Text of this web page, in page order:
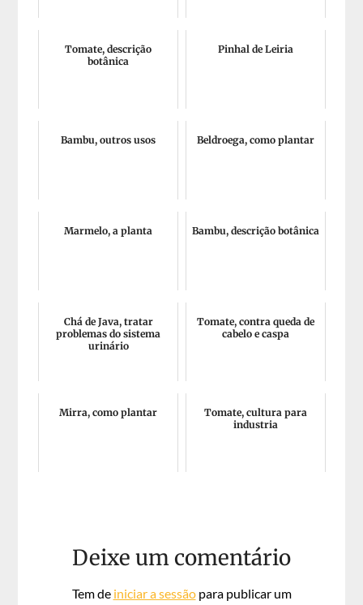
Tomate, descrição
botânica
Pinhal de Leiria
Bambu, outros usos Beldroega, como plantar
Marmelo, a planta Bambu, descrição botânica
Chá de Java, tratar
problemas do sistema
urinário
Tomate, contra queda de
cabelo e caspa
Mirra, como plantar
Tomate, cultura para
industria
Deixe um comentário
Tem de iniciar a sessãopara publicar um